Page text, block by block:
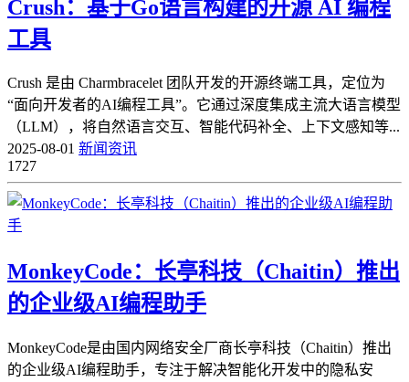
Crush：基于Go语言构建的开源 AI 编程
工具
Crush 是由 Charmbracelet 团队开发的开源终端工具，定位为
“面向开发者的AI编程工具”。它通过深度集成主流大语言模型
（LLM），将自然语言交互、智能代码补全、上下文感知等...
2025-08-01 新闻资讯
1727
MonkeyCode：长亭科技（Chaitin）推出
的企业级AI编程助手
MonkeyCode是由国内网络安全厂商长亭科技（Chaitin）推出
的企业级AI编程助手，专注于解决智能化开发中的隐私安